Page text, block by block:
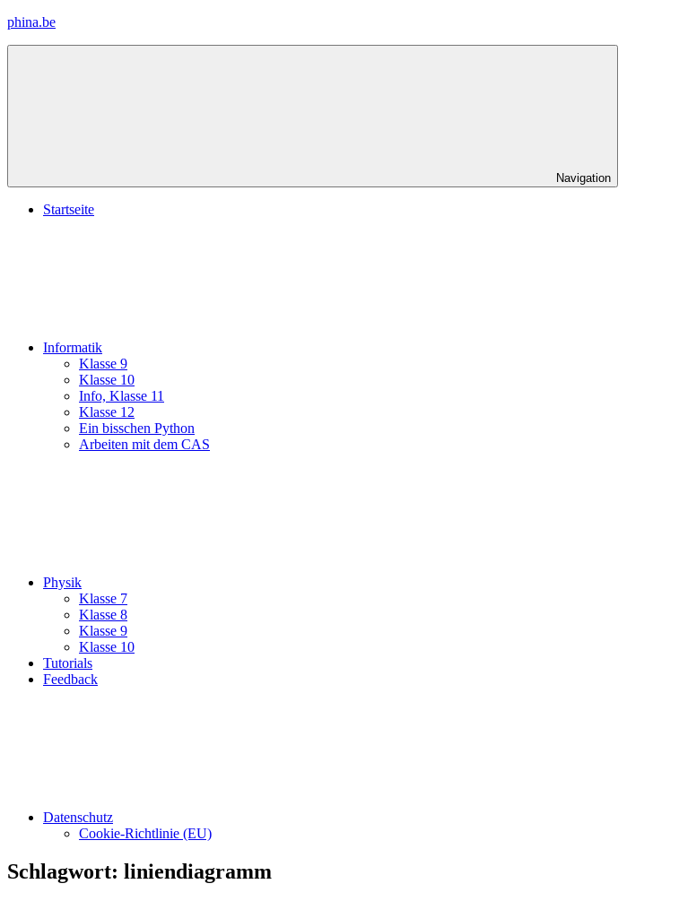
Zum
phina.be
Navigation
Startseite
Informatik
Klasse 9
Klasse 10
Info, Klasse 11
Klasse 12
Ein bisschen Python
Arbeiten mit dem CAS
Physik
Klasse 7
Klasse 8
Klasse 9
Klasse 10
Tutorials
Feedback
Datenschutz
Cookie-Richtlinie (EU)
Schlagwort: liniendiagramm